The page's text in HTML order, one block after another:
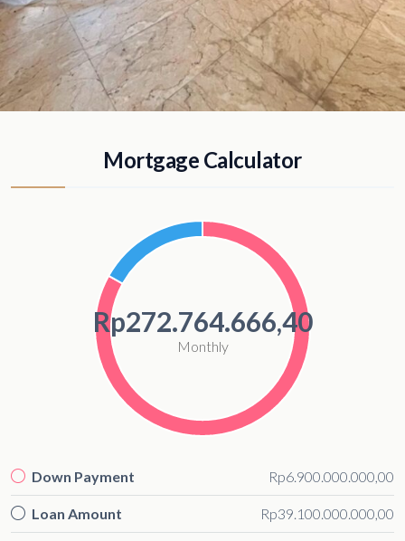
Mortgage Calculator
Rp272.764.666,40
Monthly
Down Payment Rp6.900.000.000,00
Loan Amount Rp39.100.000.000,00